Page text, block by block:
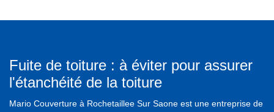
Fuite de toiture : à éviter pour assurer
l'étanchéité de la toiture
Mario Couverture à Rochetaillee Sur Saone est une entreprise de